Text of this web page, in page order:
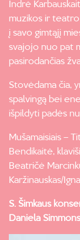
Indrė
muzikos ir
į savo gimtąjį
svajojo nuo pat
pasirodančias
Stovėdama čia,
spalvingą bei
išpildyti padės
Mušamaisiais –
Bendikaitė,
Beatričė
Karžinauskas/
S. Šimkaus
Daniela